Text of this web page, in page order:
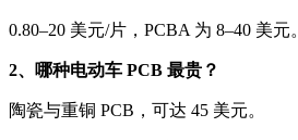
0.80–20 美元/片，PCBA 为 8–40 美元。
2、哪种电动车 PCB 最贵？
陶瓷与重铜 PCB，可达 45 美元。